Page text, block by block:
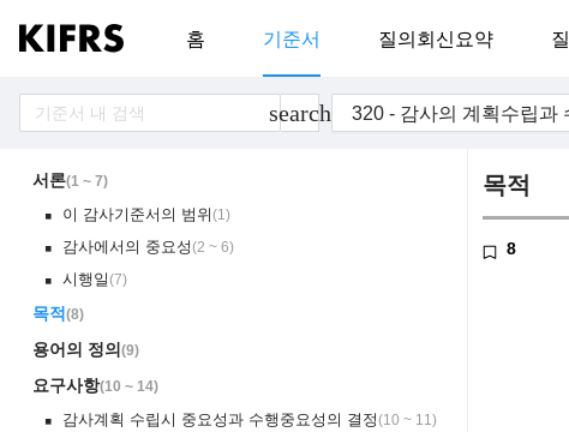
홈 기준서 질의회신요약
search
서론(1 ~ 7)
￭ 이 감사기준서의 범위 (1)
￭ 감사에서의 중요성 (2 ~ 6)
￭ 시행일 (7)
목적 (8)
용어의 정의 (9)
요구사항(10 ~ 14)
￭ 감사계획 수립시 중요성과 수행중요성의 결정 (10 ~ 11)
목적
8